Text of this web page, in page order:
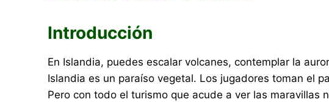
Introducción
En Islandia, puedes escalar volcanes, contemplar la
Islandia es un paraíso vegetal. Los jugadores toman el
Pero con todo el turismo que acude a ver las